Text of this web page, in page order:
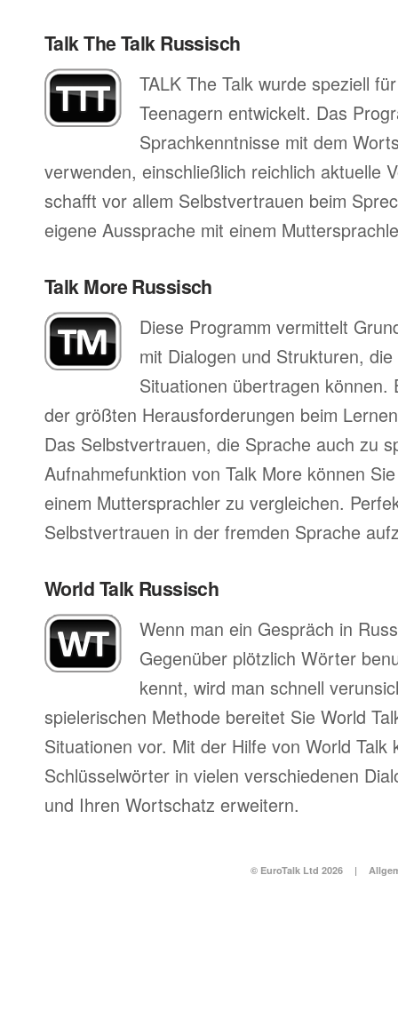
Talk The Talk Russisch
TALK The Talk wurde speziell
Teenagern entwickelt. Das
Sprachkenntnisse mit dem
verwenden, einschließlich reichlich aktuelle
schafft vor allem Selbstvertrauen beim
eigene Aussprache mit einem
Talk More Russisch
Diese Programm vermittelt
mit Dialogen und Strukturen,
Situationen übertragen können.
der größten Herausforderungen beim
Das Selbstvertrauen, die Sprache auch zu
Aufnahmefunktion von Talk More können
einem Muttersprachler zu vergleichen.
Selbstvertrauen in der fremden Sprache
World Talk Russisch
Wenn man ein Gespräch in
Gegenüber plötzlich Wörter
kennt, wird man schnell
spielerischen Methode bereitet Sie World
Situationen vor. Mit der Hilfe von World Talk
Schlüsselwörter in vielen verschiedenen
und Ihren Wortschatz erweitern.
© EuroTalk Ltd 2026 |